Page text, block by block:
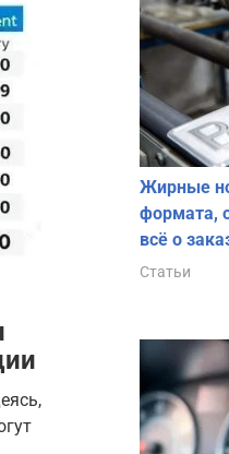
Жирные
формата,
всё о
Статьи